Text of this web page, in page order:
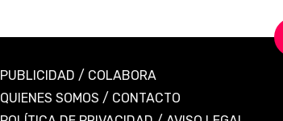
PUBLICIDAD / COLABORA
QUIENES SOMOS / CONTACTO